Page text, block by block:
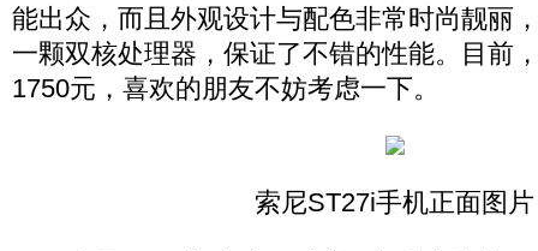
能出众，而且外观设计与配色非常时尚靓丽
一颗双核处理器，保证了不错的性能。目前
1750元，喜欢的朋友不妨考虑一下。
索尼ST27i手机正面图片